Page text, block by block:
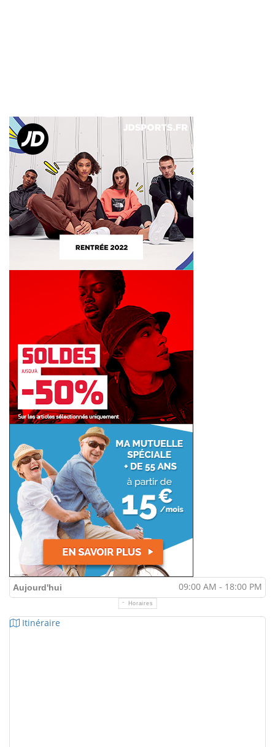
Aujourd'hui 09:00 AM - 18:00 PM
Horaires
Itinéraire